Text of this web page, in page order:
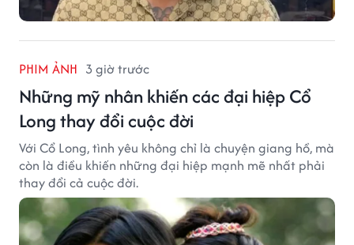
PHIM ẢNH 3 giờ trước
Những mỹ nhân khiến các đại hiệp Cổ
Long thay đổi cuộc đời
Với Cổ Long, tình yêu không chỉ là chuyện giang hồ, mà
còn là điều khiến những đại hiệp mạnh mẽ nhất phải
thay đổi cả cuộc đời.